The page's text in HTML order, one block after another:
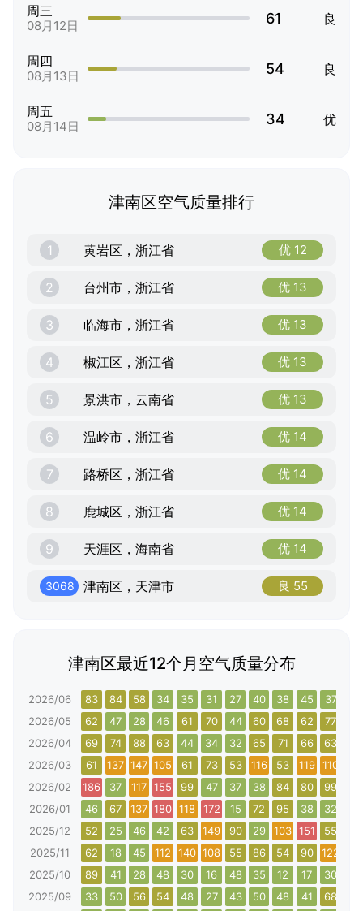
周三
08月12日 61 良
周四
08月13日 54 良
周五
08月14日 34 优
津南区空气质量排行
1 黄岩区，浙江省 优 12
2 台州市，浙江省 优 13
3 临海市，浙江省 优 13
4 椒江区，浙江省 优 13
5 景洪市，云南省 优 13
6 温岭市，浙江省 优 14
7 路桥区，浙江省 优 14
8 鹿城区，浙江省 优 14
9 天涯区，海南省 优 14
3068 津南区，天津市 良 55
津南区最近12个月空气质量分布
2026/06 83 84 58 34 35 31 27 40 38 45 37
2026/05
62 47 28 46 61 70 44 60 68 62 77
2026/04
69 74 88 63 44 34 32 65 71 66 63
2026/03
61 137 147 105 61 73 53 116 53 119 110
2026/02
186 37 117 155 99 47 37 38 84 80 99
2026/01
46 67 137 180 118 172 15 72 95 38 32
2025/12
52 25 46 42 63 149 90 29 103 151 55
2025/11
62 18 45 112 140 108 55 86 54 90 122
2025/10
89 41 28 48 30 16 48 35 12 17 30
2025/09
33 50 56 54 48 27 43 50 48 41 68